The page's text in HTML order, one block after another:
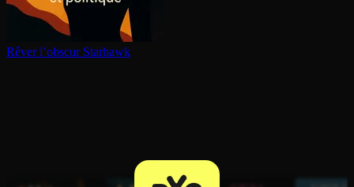
Rêver l’obscur Starhawk